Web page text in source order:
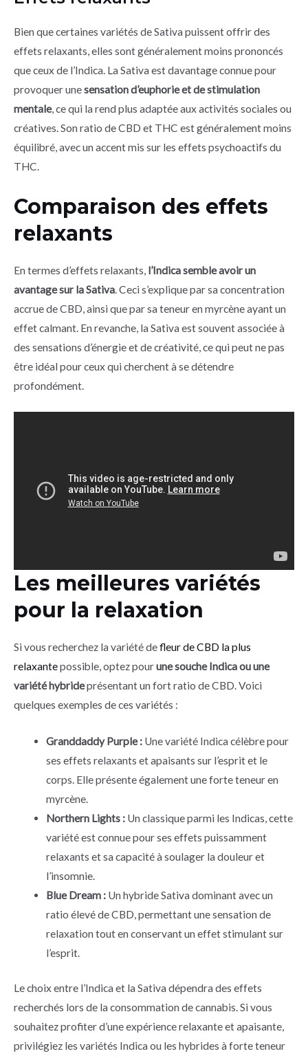
Bien que certaines variétés de Sativa puissent offrir des
effets relaxants, elles sont généralement moins prononcés
que ceux de l’Indica. La Sativa est davantage connue pour
provoquer unesensation d’euphorie et de stimulation
mentale, ce qui la rend plus adaptée aux activités sociales ou
créatives. Son ratio de CBD et THC est généralement moins
équilibré, avec un accent mis sur les effets psychoactifs du
THC.
Comparaison des effets
relaxants
En termes d’effets relaxants, l’Indica semble avoir un
avantage sur la Sativa. Ceci s’explique par sa concentration
accrue de CBD, ainsi que par sa teneur en myrcène ayant un
effet calmant. En revanche, la Sativa est souvent associée à
des sensations d’énergie et de créativité, ce qui peut ne pas
être idéal pour ceux qui cherchent à se détendre
profondément.
Les meilleures variétés
pour la relaxation
Si vous recherchez la variété defleur de CBD la plus
relaxantepossible, optez pourune souche Indica ou une
variété hybrideprésentant un fort ratio de CBD. Voici
quelques exemples de ces variétés :
Granddaddy Purple :Une variété Indica célèbre pour
ses effets relaxants et apaisants sur l’esprit et le
corps. Elle présente également une forte teneur en
myrcène.
Northern Lights :Un classique parmi les Indicas, cette
variété est connue pour ses effets puissamment
relaxants et sa capacité à soulager la douleur et
l’insomnie.
Blue Dream :Un hybride Sativa dominant avec un
ratio élevé de CBD, permettant une sensation de
relaxation tout en conservant un effet stimulant sur
l’esprit.
Le choix entre l’Indica et la Sativa dépendra des effets
recherchés lors de la consommation de cannabis. Si vous
souhaitez profiter d’une expérience relaxante et apaisante,
privilégiez les variétés Indica ou les hybrides à forte teneur